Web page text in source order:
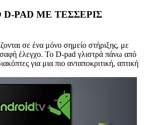
PAD ΜΕ ΤΕΣΣΕΡΙΣ
σε ένα μόνο σημείο στήριξης, με
έλεγχο. Το D-pad γλιστρά πάνω από
για μια πιο ανταποκριτική, απτική